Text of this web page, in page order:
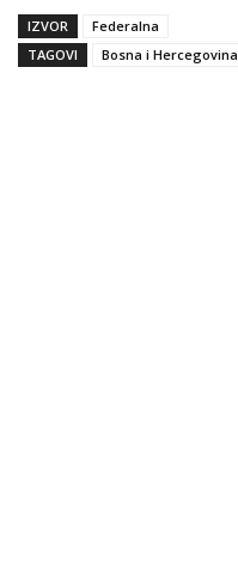
IZVOR
Federalna
TAGOVI
Bosna i Hercegovina